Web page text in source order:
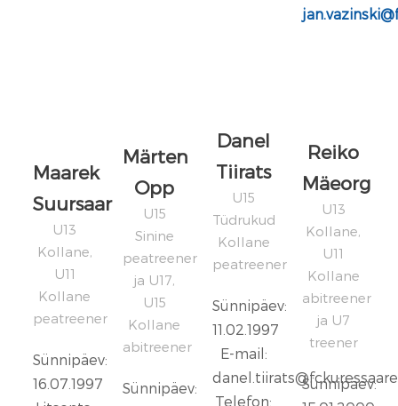
j
Maarek
Suursaar
U13
Kollane,
U11
Kollane
peatreener
Sünnipäev:
16.07.1997
Märten
Opp
U15
Sinine
peatreener
ja U17,
U15
Kollane
abitreener
Sünnipäev:
Danel
Tiirats
U15
Tüdrukud
Kollane
peatreener
Sünnipäev:
11.02.1997
E-mail:
Telefon:
Reiko
Mäeorg
U13
Kollane,
U11
Kollane
abitreener
ja U7
treener
Sünnipäev: